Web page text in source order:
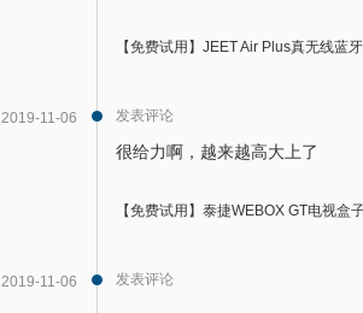
【免费试用】JEET Air Plus真无线蓝
2019-11-06 发表评论
很给力啊，越来越高大上了
【免费试用】泰捷WEBOX GT电视盒
2019-11-06 发表评论